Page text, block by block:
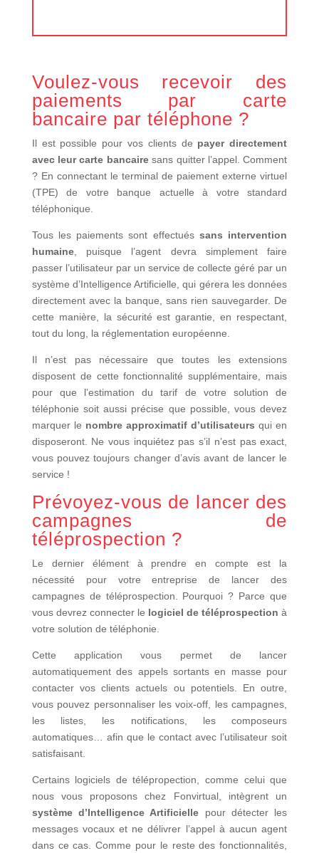
Voulez-vous recevoir des
paiements par carte
bancaire par téléphone ?
Il est possible pour vos clients de payer directement
avec leur carte bancairesans quitter l’appel. Comment
? En connectant le terminal de paiement externe virtuel
(TPE) de votre banque actuelle à votre standard
téléphonique.
Tous les paiements sont effectués sans intervention
humaine, puisque l’agent devra simplement faire
passer l’utilisateur par un service de collecte géré par un
système d’Intelligence Artificielle, qui gérera les données
directement avec la banque, sans rien sauvegarder. De
cette manière, la sécurité est garantie, en respectant,
tout du long, la réglementation européenne.
Il n’est pas nécessaire que toutes les extensions
disposent de cette fonctionnalité supplémentaire, mais
pour que l’estimation du tarif de votre solution de
téléphonie soit aussi précise que possible, vous devez
marquer le nombre approximatif d’utilisateursqui en
disposeront. Ne vous inquiétez pas s’il n’est pas exact,
vous pouvez toujours changer d’avis avant de lancer le
service !
Prévoyez-vous de lancer des
campagnes de
téléprospection ?
Le dernier élément à prendre en compte est la
nécessité pour votre entreprise de lancer des
campagnes de téléprospection. Pourquoi ? Parce que
vous devrez connecter le logiciel de téléprospection à
votre solution de téléphonie.
Cette application vous permet de lancer
automatiquement des appels sortants en masse pour
contacter vos clients actuels ou potentiels. En outre,
vous pouvez personnaliser les voix-off, les campagnes,
les listes, les notifications, les composeurs
automatiques… afin que le contact avec l’utilisateur soit
satisfaisant.
Certains logiciels de télépropection, comme celui que
nous vous proposons chez Fonvirtual, intègrent un
système d’Intelligence Artificielle pour détecter les
messages vocaux et ne délivrer l’appel à aucun agent
dans ce cas. Comme pour le reste des fonctionnalités,